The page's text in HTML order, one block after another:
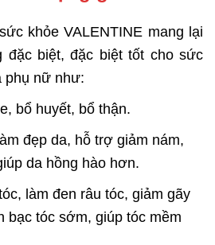
khỏe VALENTINE mang lại
đặc biệt, đặc biệt tốt cho sức
phụ nữ như:
bổ huyết, bổ thận.
đẹp da, hỗ trợ giảm nám,
da hồng hào hơn.
làm đen râu tóc, giảm gãy
bạc tóc sớm, giúp tóc mềm